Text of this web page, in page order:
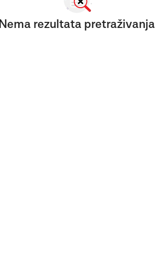
Nema rezultata pretraživanja